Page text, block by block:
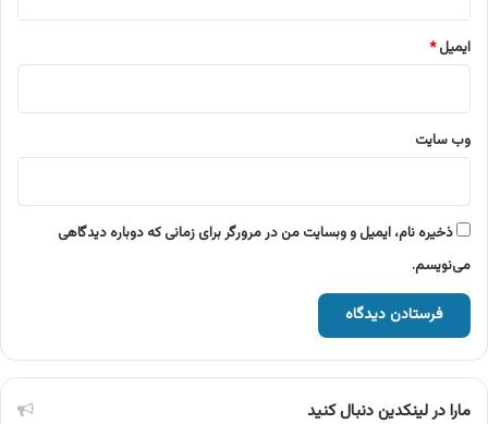
ایمیل*
وب‌ سایت
ذخیره نام، ایمیل و وبسایت من در مرورگر برای زمانی که دوباره دیدگاهی
می‌نویسم.
مارا در لینکدین دنبال کنید